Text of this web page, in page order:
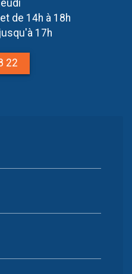
de 14h à 18h
17h
22